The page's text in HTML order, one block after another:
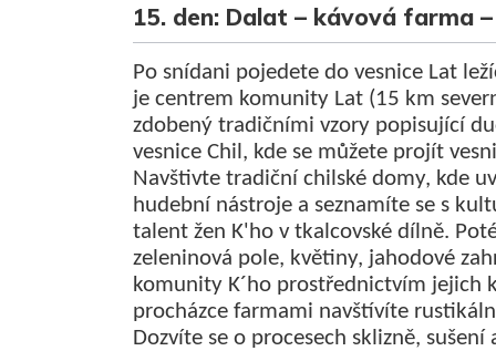
15. den: Dalat – kávová farma
Po snídani pojedete do vesnice Lat
je centrem komunity Lat (15 km
zdobený tradičními vzory popisující
vesnice Chil, kde se můžete projít
Navštivte tradiční chilské domy, kde
hudební nástroje a seznamíte se s
talent žen K'ho v tkalcovské dílně.
zeleninová pole, květiny, jahodové
komunity K´ho prostřednictvím jejich
procházce farmami navštívíte
Dozvíte se o procesech sklizně,